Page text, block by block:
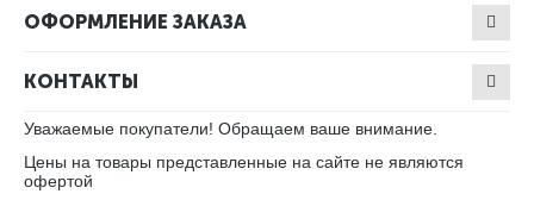
ОФОРМЛЕНИЕ ЗАКАЗА
КОНТАКТЫ
Уважаемые покупатели! Обращаем ваше внимание.
Цены на товары представленные на сайте не являются
офертой